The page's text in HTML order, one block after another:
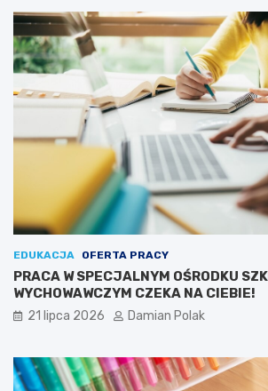
EDUKACJA OFERTA PRACY
PRACA W SPECJALNYM OŚRODKU
WYCHOWAWCZYM CZEKA NA CIEBIE!
21 lipca 2026 Damian Polak